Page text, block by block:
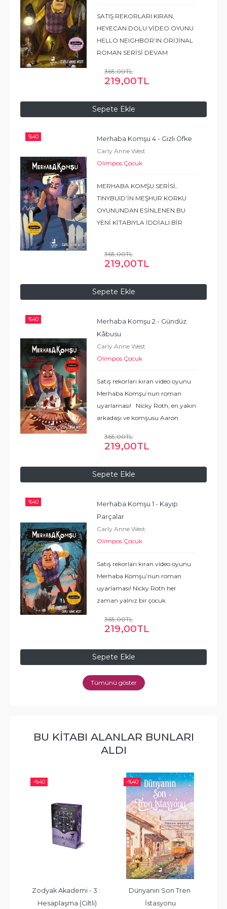
Sepete Ekle
SATIŞ REKORLARI KIRAN,
HEYECAN DOLU VİDEO OYUNU
HELLO NEIGHBOR’IN ORİJİNAL
ROMAN SERİSİ DEVAM
Parkı’ndaki inşaat sürerken,
endişelenmeye başlamıştı. Gece
geç saatlere...
365,00TL
219,00TL
%40
Sepete Ekle
Merhaba Komşu 4 - Gizli Öfke
Carly Anne West
Olimpos Çocuk
MERHABA KOMŞU SERİSİ,
TINYBUID’İN MEŞHUR KORKU
OYUNUNDAN ESİNLENEN BU
YENİ KİTABIYLA İDDİALI BİR
kolay olmadı. Ünlü ve tuhaf bir
için...Devamı
365,00TL
219,00TL
%40
Sepete Ekle
Merhaba Komşu 2 - Gündüz
Kâbusu
Carly Anne West
Olimpos Çocuk
Satış rekorları kıran video oyunu
Merhaba Komşu’nun roman
uyarlaması! Nicky Roth, en yakın
arkadaşı ve komşusu Aaron
görür. Aaron’ın münzevi bir
...Devamı
365,00TL
219,00TL
%40
Sepete Ekle
Merhaba Komşu 1 - Kayıp
Parçalar
Carly Anne West
Olimpos Çocuk
Satış rekorları kıran video oyunu
Merhaba Komşu’nun roman
uyarlaması! Nicky Roth her
zaman yalnız bir çocuk
Raven Brooks’a taşınıp eksantrik
tanıştığında bu durum...Devamı
365,00TL
219,00TL
Tümünü göster
BU KITABI ALANLAR BUNLARI
ALDI
-%40
Zodyak Akademi - 3 :
Hesaplaşma (Ciltli)
-%40
Dünyanın Son Tren
İstasyonu